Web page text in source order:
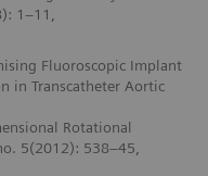
1–11,
Fluoroscopic Implant
in Transcatheter Aortic
Rotational
5(2012): 538–45,